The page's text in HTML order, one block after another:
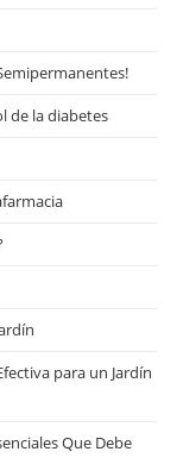
de la diabetes
para un Jardín
Que Debe